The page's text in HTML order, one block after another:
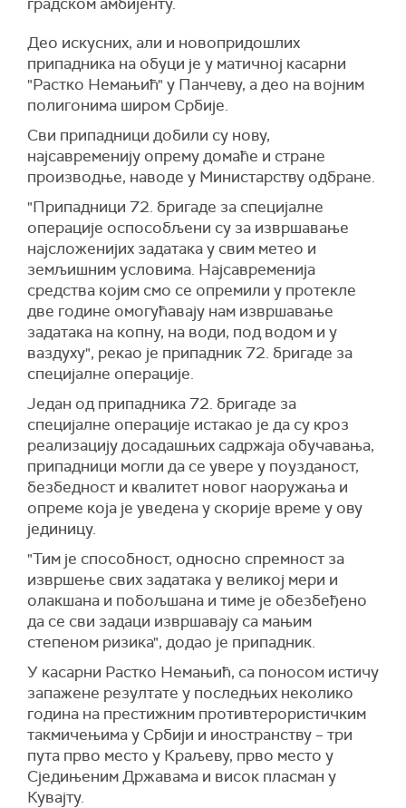
Део искусних, али и новопридошлих
припадника на обуци је у матичној касарни
"Растко Немањић" у Панчеву, а део на војним
полигонима широм Србије.
Сви припадници добили су нову,
најсавременију опрему домаће и стране
производње, наводе у Министарству одбране.
"Припадници 72. бригаде за специјалне
операције оспособљени су за извршавање
најсложенијих задатака у свим метео и
земљишним условима. Најсавременија
средства којим смо се опремили у протекле
две године омогућавају нам извршавање
задатака на копну, на води, под водом и у
ваздуху", рекао је припадник 72. бригаде за
специјалне операције.
Један од припадника 72. бригаде за
специјалне операције истакао је да су кроз
реализацију досадашњих садржаја обучавања,
припадници могли да се увере у поузданост,
безбедност и квалитет новог наоружања и
опреме која је уведена у скорије време у ову
јединицу.
"Тим је способност, односно спремност за
извршење свих задатака у великој мери и
олакшана и побољшана и тиме је обезбеђено
да се сви задаци извршавају са мањим
степеном ризика", додао је припадник.
У касарни Растко Немањић, са поносом истичу
запажене резултате у последњих неколико
година на престижним противтерористичким
такмичењима у Србији и иностранству – три
пута прво место у Краљеву, прво место у
Сједињеним Државама и висок пласман у
Кувајту.